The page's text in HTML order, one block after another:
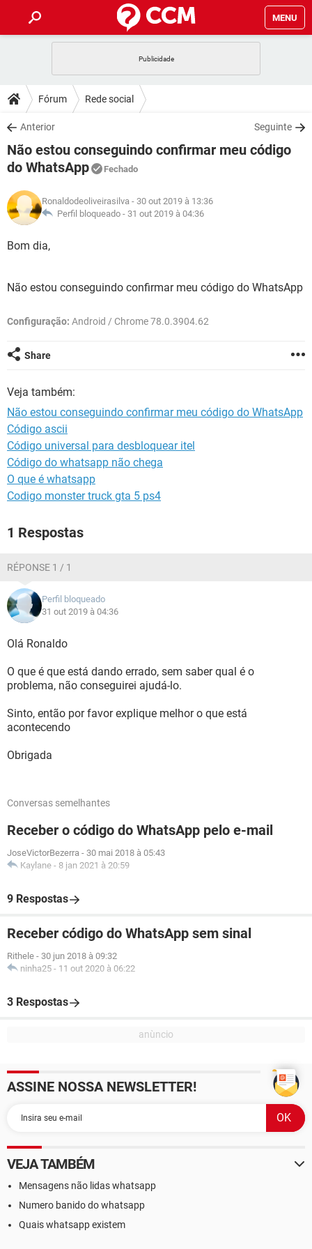
MENU
CELULAR
OUTLOOK
INSTAGRAM GMAIL
GUIA DE COMPRAS
DICAS
JOGOS
OUTLOOK
GUIA DE COMPRAS
DOWNLOADS
JOGOS WHATSAPP
CELULAR
OUTLOOK EXCEL
INSTAGRAM
GUIA DE COMPRAS
FÓRUM
CELULAR FACEBOOK
GUIA DE COMPRAS
GLOSSÁRIO
JOGOS
CELULAR
INSTAGRAM GMAIL
GUIA DE COMPRAS
Fórum Rede social
Anterior Seguinte
Não estou conseguindo confirmar meu código
do WhatsApp
Fechado
Ronaldodeoliveirasilva - 30 out 2019 à 13:36
Perfil bloqueado - 31 out 2019 à 04:36
Bom dia,
Não estou conseguindo confirmar meu código do WhatsApp
Configuração: Android / Chrome 78.0.3904.62
Share
Veja também:
Não estou conseguindo confirmar meu código do WhatsApp
Código ascii
Código universal para desbloquear itel
Código do whatsapp não chega
O que é whatsapp
Codigo monster truck gta 5 ps4
1 Respostas
RÉPONSE 1 / 1
Perfil bloqueado
31 out 2019 à 04:36
Olá Ronaldo
O que é que está dando errado, sem saber qual é o
problema, não conseguirei ajudá-lo.
Sinto, então por favor explique melhor o que está
acontecendo
Obrigada
Conversas semelhantes
Receber o código do WhatsApp pelo e-mail
JoseVictorBezerra - 30 mai 2018 à 05:43
Kaylane - 8 jan 2021 à 20:59
9 Respostas
Receber código do WhatsApp sem sinal
Rithele - 30 jun 2018 à 09:32
ninha25 - 11 out 2020 à 06:22
3 Respostas
ASSINE NOSSA NEWSLETTER!
VEJA TAMBÉM
Mensagens não lidas whatsapp
Numero banido do whatsapp
Quais whatsapp existem